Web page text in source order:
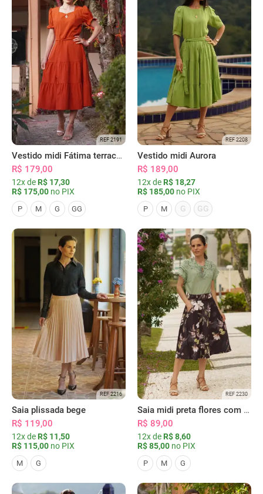
REF 2191
Vestido midi Fátima terracota
R$ 179,00
12x de R$ 17,30
R$ 175,00 no PIX
P M G GG
REF 2208
Vestido midi Aurora
R$ 189,00
12x de R$ 18,27
R$ 185,00 no PIX
P M G GG
REF 2216
Saia plissada bege
R$ 119,00
12x de R$ 11,50
R$ 115,00 no PIX
M G
REF 2230
Saia midi preta flores com bolsos
R$ 89,00
12x de R$ 8,60
R$ 85,00 no PIX
P M G